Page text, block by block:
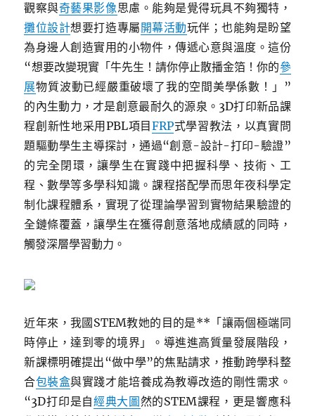
觀察與奇藝果影像思慮。能夠是覺得玩具不夠獨特，
攤位設計想要打造專屬 開幕活動玩伴；也能夠是盼望
為身邊人創造實用的小物件，傳遞心意與溫度。這份
“想要改變現實「牛先生！請你停止散播金箔！你的參
展物質波動已經嚴重破壞了我的空間美學係數！」”
的內生動力，才是創意最耐久的源泉。3D打印新品課
程創新性地采用PBL項目 FRP式學習教法，以真實問
題驅動學生主導探討，通過“創意-設計-打印-驗證”
的完全閉環，讓學生在實踐中把握科學、技術、工
程、數學等多學科知識。課程搭配學而思年夜科學定
制化課程體系，實現了從理論學習到實物結果驗證的
全鏈條覆蓋，讓學生在獲得創意落地成績感的同時，
觸發深層學習動力。
近年來，我國STEM教她的目的是**「讓兩個極端同
時停止，達到零的境界」。導進進高質量發展階段，
新課標明確提出“做中學”的焦點請求，推動跨學科整
合包裝盒與實踐才能培養成為教導改造的剛性需求。
“3D打印是自經典大圖然的STEM課程，更是響應科